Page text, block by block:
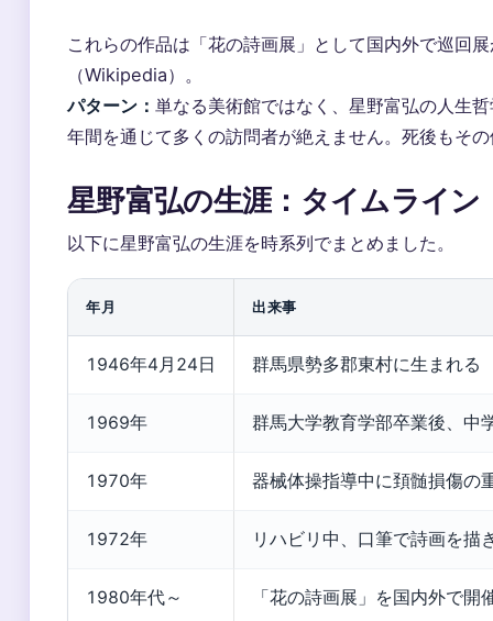
これらの作品は「花の詩画展」として国内外で巡回
（Wikipedia）。
パターン： 単なる美術館ではなく、星野富弘の人生
年間を通じて多くの訪問者が絶えません。死後もそ
星野富弘の生涯：タイムライン
以下に星野富弘の生涯を時系列でまとめました。
年月 出来事
1946年4月24日 群馬県勢多郡東村に生まれる
1969年 群馬大学教育学部卒業後、中
1970年 器械体操指導中に頚髄損傷の
1972年 リハビリ中、口筆で詩画を描
1980年代～ 「花の詩画展」を国内外で開